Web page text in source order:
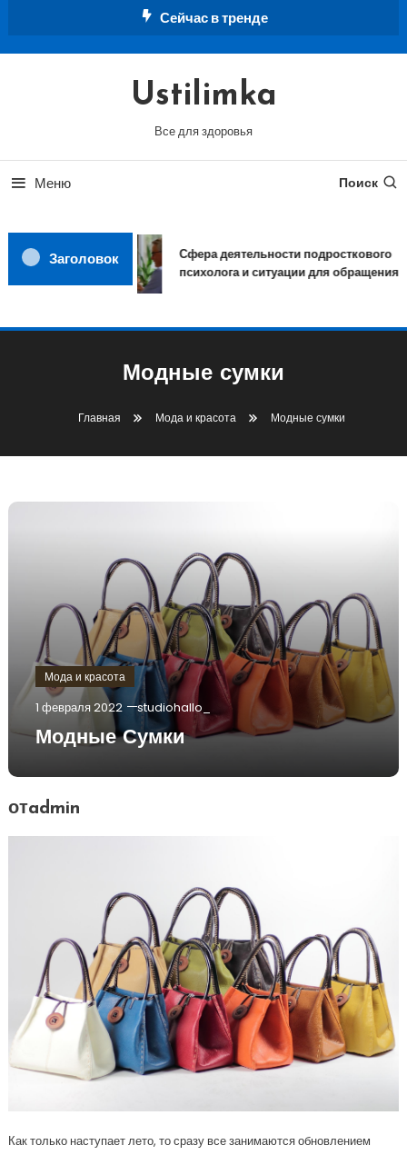
Сейчас в тренде
Ustilimka
Все для здоровья
Меню Поиск
Заголовок
Сфера деятельности подросткового
психолога и ситуации для обращения
Модные сумки
Главная Мода и красота Модные сумки
Мода и красота
1 февраля 2022 studiohallo_
Модные Сумки
отadmin
Как только наступает лето, то сразу все занимаются обновлением